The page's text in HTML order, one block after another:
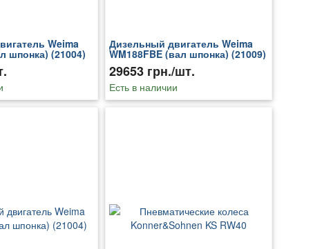
Weima
шпонка) (21004)
Дизельный двигатель Weima
WM188FBE (вал шпонка) (21009)
29653 грн./шт.
Есть в наличии